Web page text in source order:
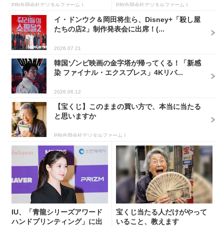
PR(合同会社デジタルファーム ) PR(合同会社デジタルファーム )
イ・ドンウク＆岡田将生ら、Disney+「殺し屋
たちの店2」制作発表会に出席！(...
2026.07.21
韓国ゾンビ映画の金字塔が帰ってくる！「新感
染 ファイナル・エクスプレス」4Kリバ...
2026.06.12
【宝くじ】このままの買い方で、本当に当たる
と思いますか
PR(合同会社デジタルファーム )
IU、「青龍シリーズアワード
ハンドプリンティング」に出
宝くじ当たる人だけがやって
いること、教えます